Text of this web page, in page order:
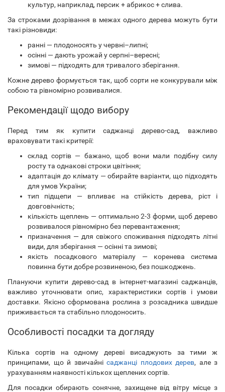
культур, наприклад, персик + абрикос + слива.
За строками дозрівання в межах одного дерева можуть бути
такі різновиди:
ранні — плодоносять у червні–липні;
осінні — дають урожай у серпні–вересні;
зимові — підходять для тривалого зберігання.
Кожне дерево формується так, щоб сорти не конкурували між
собою та рівномірно розвивалися.
Рекомендації щодо вибору
Перед тим як купити саджанці дерево-сад, важливо
враховувати такі критерії:
склад сортів — бажано, щоб вони мали подібну силу
росту та однакові строки цвітіння;
адаптація до клімату — обирайте варіанти, що підходять
для умов України;
тип підщепи — впливає на стійкість дерева, ріст і
довговічність;
кількість щеплень — оптимально 2-3 форми, щоб дерево
розвивалося рівномірно без перевантаження;
призначення — для свіжого споживання підходять літні
види, для зберігання — осінні та зимові;
якість посадкового матеріалу — коренева система
повинна бути добре розвиненою, без пошкоджень.
Плануючи купити дерево-сад в інтернет-магазині саджанців,
важливо уточнювати опис, характеристики сортів і умови
доставки. Якісно сформована рослина з розсадника швидше
приживається та стабільно плодоносить.
Особливості посадки та догляду
Кілька сортів на одному дереві висаджують за тими ж
принципами, що й звичайні саджанці плодових дерев, але з
урахуванням наявності кількох щеплених сортів.
Для посадки обирають сонячне, захищене від вітру місце з